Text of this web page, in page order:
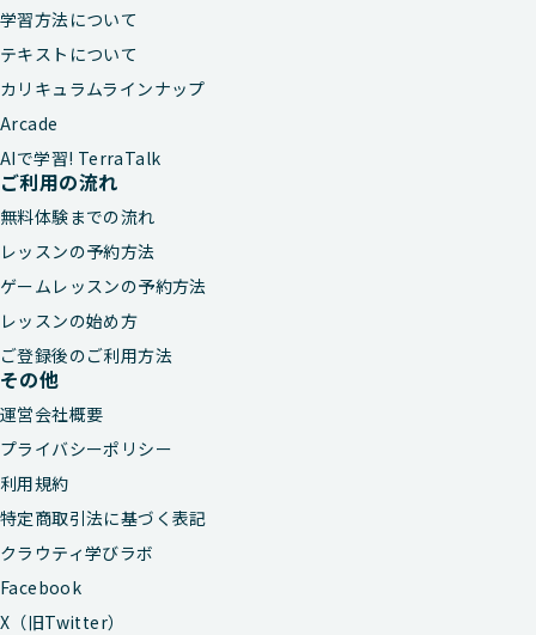
学習方法について
テキストについて
カリキュラムラインナップ
Arcade
AIで学習! TerraTalk
ご利用の流れ
無料体験までの流れ
レッスンの予約方法
ゲームレッスンの予約方法
レッスンの始め方
ご登録後のご利用方法
その他
運営会社概要
プライバシーポリシー
利用規約
特定商取引法に基づく表記
クラウティ学びラボ
Facebook
X（旧Twitter）